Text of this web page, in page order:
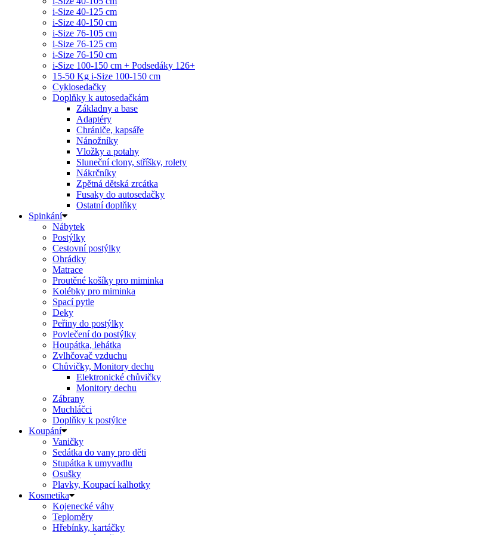
i-Size 40-125 cm
i-Size 40-150 cm
i-Size 76-105 cm
i-Size 76-125 cm
i-Size 76-150 cm
i-Size 100-150 cm + Podsedáky 126+
15-50 Kg i-Size 100-150 cm
Cyklosedačky
Doplňky k autosedačkám
Základny a base
Adaptéry
Chrániče, kapsáře
Nánožníky
Vložky a potahy
Sluneční clony, stříšky, rolety
Nákrčníky
Zpětná dětská zrcátka
Fusaky do autosedačky
Ostatní doplňky
Spinkání
Nábytek
Postýlky
Cestovní postýlky
Ohrádky
Matrace
Proutěné košíky pro miminka
Kolébky pro miminka
Spací pytle
Deky
Peřiny do postýlky
Povlečení do postýlky
Houpátka, lehátka
Zvlhčovač vzduchu
Chůvičky, Monitory dechu
Elektronické chůvičky
Monitory dechu
Zábrany
Muchláčci
Doplňky k postýlce
Koupání
Vaničky
Sedátka do vany pro děti
Stupátka k umyvadlu
Osušky
Plavky, Koupací kalhotky
Kosmetika
Kojenecké váhy
Teploměry
Hřebínky, kartáčky